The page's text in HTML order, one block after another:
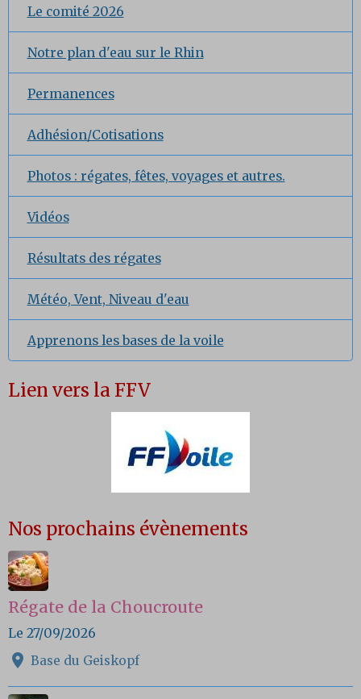
Le comité 2026
Notre plan d'eau sur le Rhin
Permanences
Adhésion/Cotisations
Photos : régates, fêtes, voyages et autres.
Vidéos
Résultats des régates
Météo, Vent, Niveau d'eau
Apprenons les bases de la voile
Lien vers la FFV
Nos prochains évènements
Régate de la Choucroute
Le 27/09/2026
Base du Geiskopf